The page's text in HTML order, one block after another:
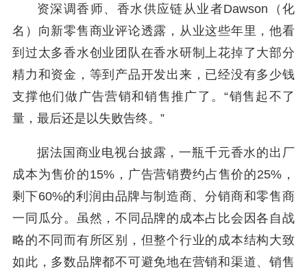
资深调香师、香水供应链从业者Dawson（化
名）向新零售商业评论透露，从业这些年里，他看
到过太多香水创业团队在香水研制上花掉了大部分
精力和资金，等到产品开发出来，已经没有多少钱
支撑他们做广告营销和销售推广了。“销售起不了
量，最后还是以失败告终。”
据法国商业电视台披露，一瓶千元香水的出厂
成本为售价的15%，广告营销费约占售价的25%，
剩下60%的利润由品牌与制造商、分销商和零售商
一同瓜分。虽然，不同品牌的成本占比会因各自战
略的不同而有所区别，但整个行业的成本结构大致
如此，多数品牌都不可避免地在营销和渠道、销售